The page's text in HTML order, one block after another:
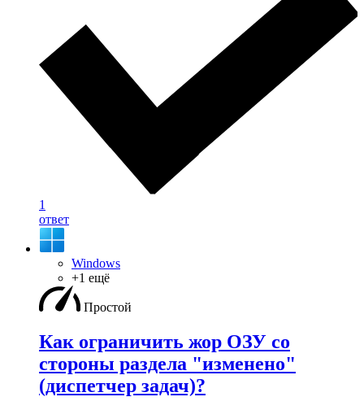
1
ответ
Windows
+1 ещё
Простой
Как ограничить жор ОЗУ со
стороны раздела "изменено"
(диспетчер задач)?